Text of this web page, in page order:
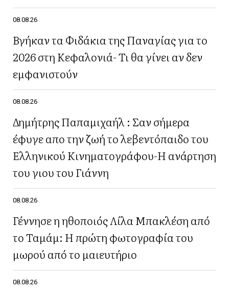
08.08.26
Βγήκαν τα Φιδάκια της Παναγίας για το
2026 στη Κεφαλονιά- Τι θα γίνει αν δεν
εμφανιστούν
08.08.26
Δημήτρης Παπαμιχαήλ : Σαν σήμερα
έφυγε απο την ζωή το λεβεντόπαιδο του
Ελληνικού Κινηματογράφου-Η ανάρτηση
του γιου του Γιάννη
08.08.26
Γέννησε η ηθοποιός Λίλα Μπακλέση από
το Ταμάμ: Η πρώτη φωτογραφία του
μωρού από το μαιευτήριο
08.08.26